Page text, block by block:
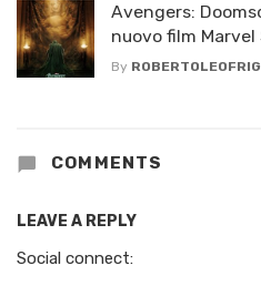
Avengers:
nuovo film
By
COMMENTS
LEAVE A REPLY
Social connect: